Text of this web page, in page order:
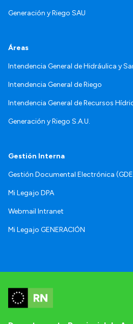
Generación y Riego SAU
Áreas
Intendencia General de Hidráulica y
Intendencia General de Riego
Intendencia General de Recursos
Generación y Riego S.A.U.
Gestión Interna
Gestión Documental Electrónica
Mi Legajo DPA
Webmail Intranet
Mi Legajo GENERACIÓN